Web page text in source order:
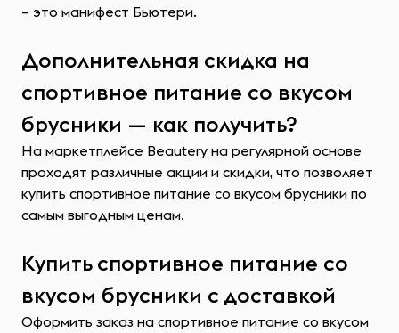
– это манифест Бьютери.
Дополнительная скидка на
спортивное питание со вкусом
брусники — как получить?
На маркетплейсе Beautery на регулярной основе
проходят различные акции и скидки, что позволяет
купить спортивное питание со вкусом брусники по
самым выгодным ценам.
Купить спортивное питание со
вкусом брусники с доставкой
Оформить заказ на спортивное питание со вкусом